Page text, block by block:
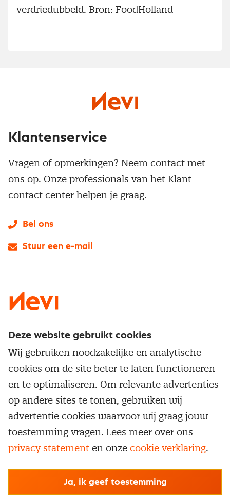
verdriedubbeld. Bron: FoodHolland
Service & contact
Over inkoop
Netwerk en communities
Aanmelden nieuwsbrief
Word lid van Nevi
Inkoop vacatures
Populaire thema's
Aanbesteden
Contractmanagement
Kostenmanagement
Onderhandelen
Supply management
Opleidingen en trainingen
Trainingen
Opleidingen
Maatwerk
Vrijstellingen
Klantenservice
Vragen of opmerkingen? Neem contact met
ons op. Onze professionals van het Klant
contact center helpen je graag.
Bel ons
Stuur een e-mail
Cookievoorkeuren beherenOnzealgemene
© Nevi.nl
Deze website gebruikt cookies
Wij gebruiken noodzakelijke en analytische
cookies om de site beter te laten functioneren
en te optimaliseren. Om relevante advertenties
op andere sites te tonen, gebruiken wij
advertentie cookies waarvoor wij graag jouw
toestemming vragen. Lees meer over ons
privacy statement en onze cookie verklaring.
Ja, ik geef toestemming